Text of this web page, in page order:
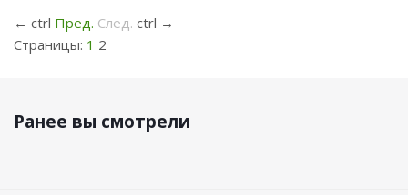
← ctrl Пред. След. ctrl →
Страницы: 1 2
Ранее вы смотрели